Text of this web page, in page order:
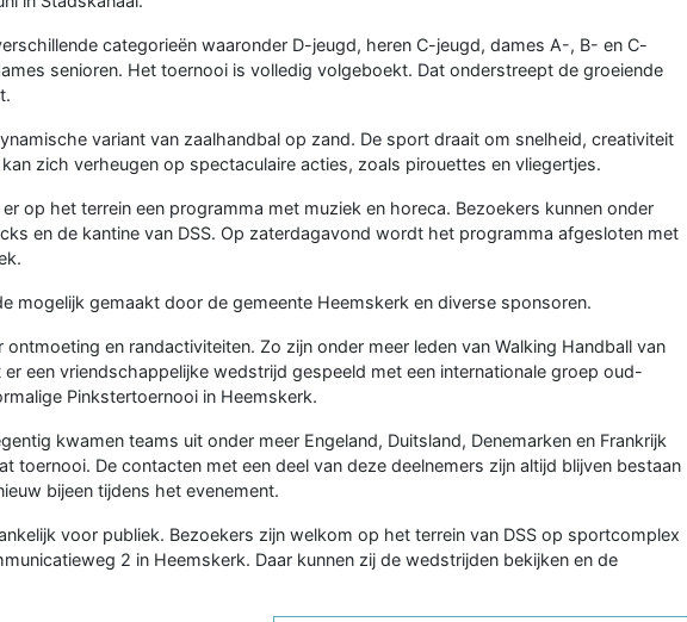
categorieën waaronder D-jeugd, heren C-jeugd, dames A-, B- en C-
senioren. Het toernooi is volledig volgeboekt. Dat onderstreept de groeiende
variant van zaalhandbal op zand. De sport draait om snelheid, creativiteit
zich verheugen op spectaculaire acties, zoals pirouettes en vliegertjes.
op het terrein een programma met muziek en horeca. Bezoekers kunnen onder
en de kantine van DSS. Op zaterdagavond wordt het programma afgesloten met
mogelijk gemaakt door de gemeente Heemskerk en diverse sponsoren.
en randactiviteiten. Zo zijn onder meer leden van Walking Handball van
er een vriendschappelijke wedstrijd gespeeld met een internationale groep oud-
Pinkstertoernooi in Heemskerk.
kwamen teams uit onder meer Engeland, Duitsland, Denemarken en Frankrijk
toernooi. De contacten met een deel van deze deelnemers zijn altijd blijven bestaan
bijeen tijdens het evenement.
voor publiek. Bezoekers zijn welkom op het terrein van DSS op sportcomplex
2 in Heemskerk. Daar kunnen zij de wedstrijden bekijken en de